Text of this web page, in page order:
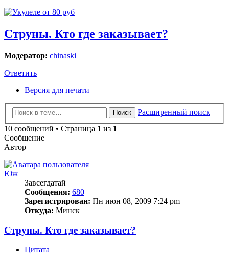
Струны. Кто где заказывает?
Модератор: chinaski
Ответить
Версия для печати
Поиск
Расширенный поиск
10 сообщений • Страница 1 из 1
Сообщение
Автор
Юж
Завсегдатай
Сообщения: 680
Зарегистрирован: Пн июн 08, 2009 7:24 pm
Откуда: Минск
Струны. Кто где заказывает?
Цитата